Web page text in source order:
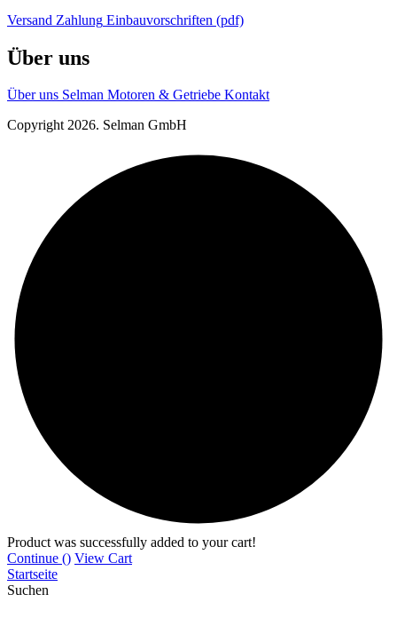
Versand Zahlung Einbauvorschriften (pdf)
Über uns
Über uns Selman Motoren & Getriebe Kontakt
Copyright 2026. Selman GmbH
Product was successfully added to your cart!
Continue () View Cart
Startseite
Suchen